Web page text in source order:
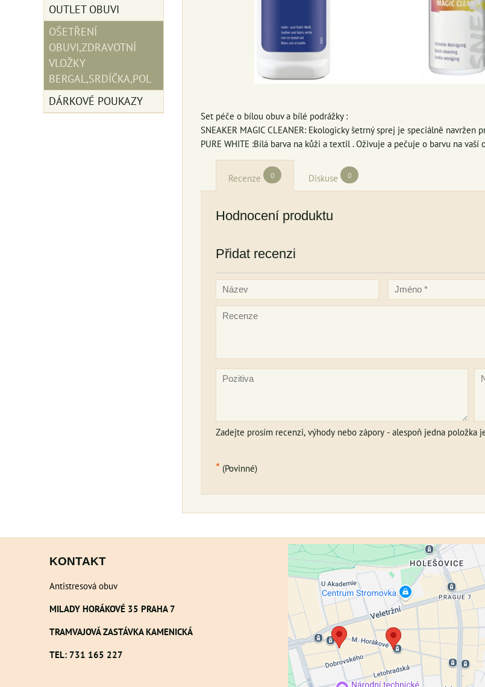
Set péče o bílou obuv a bílé podrážky :
SNEAKER MAGIC CLEANER: Ekologicky šetrný sprej je speciálně
PURE WHITE :Bílá barva na kůži a textil . Oživuje a pečuje o barvu na vaší
Recenze 0 Diskuse 0
Hodnocení produktu
Přidat recenzi
Zadejte prosím recenzi, výhody nebo zápory - alespoň jedna položka
* (Povinné)
OUTLET OBUVI
OŠETŘENÍ
OBUVI,ZDRAVOTNÍ
VLOŽKY
BERGAL,SRDÍČKA,POL
DÁRKOVÉ POUKAZY
KONTAKT
Antistresová obuv
MILADY HORÁKOVÉ 35 PRAHA 7
TRAMVAJOVÁ ZASTÁVKA KAMENICKÁ
TEL: 731 165 227
Externí obsah je blokován Volbami
soukromí
Přejete si načíst externí obsah?
Povolit a zapamatovat - souhlas s druhem